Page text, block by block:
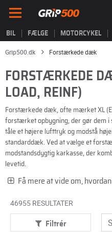
BIL FÆLGE MOTORCYKEL
Grip500.dk Forstærkede dæk
FORSTÆRKEDE
LOAD, REINF)
Forstærkede dæk, ofte mærket XL
forstærket opbygning, der gør dem i
tåle et højere lufttryk og modstå
standarddæk. Ved at vælge et
modstandsdygtig karkasse, der
levetid.
Få mere at vide om,
46955 RESULTATER
Filtrér